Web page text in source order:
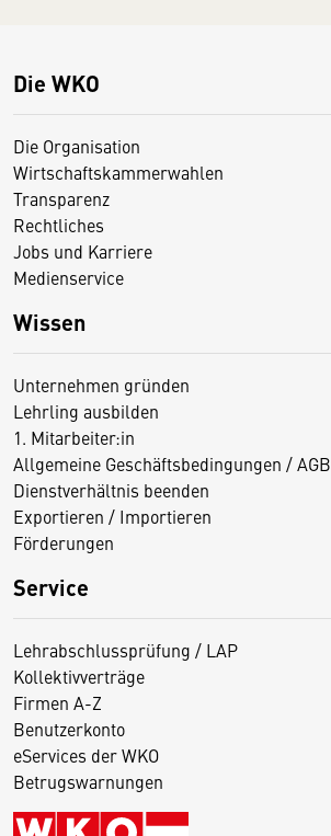
Die WKO
Die Organisation
Wirtschaftskammerwahlen
Transparenz
Rechtliches
Jobs und Karriere
Medienservice
Wissen
Unternehmen gründen
Lehrling ausbilden
1. Mitarbeiter:in
Allgemeine Geschäftsbedingungen / AGB
Dienstverhältnis beenden
Exportieren / Importieren
Förderungen
Service
Lehrabschlussprüfung / LAP
Kollektivverträge
Firmen A-Z
Benutzerkonto
eServices der WKO
Betrugswarnungen